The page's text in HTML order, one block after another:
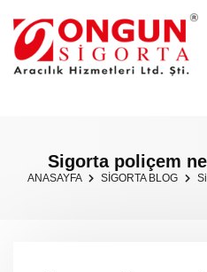
Sigorta poliçem
ANASAYFA SİGORTA BLOG